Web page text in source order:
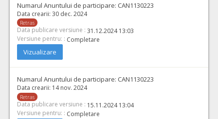
Numarul Anuntului de participare: CAN1130223
Data crearii: 30 dec. 2024
Retras
Data publicare versiune : 31.12.2024 13:03
Versiune pentru: : Completare
Vizualizare
Numarul Anuntului de participare: CAN1130223
Data crearii: 14 nov. 2024
Retras
Data publicare versiune : 15.11.2024 13:04
Versiune pentru: : Completare